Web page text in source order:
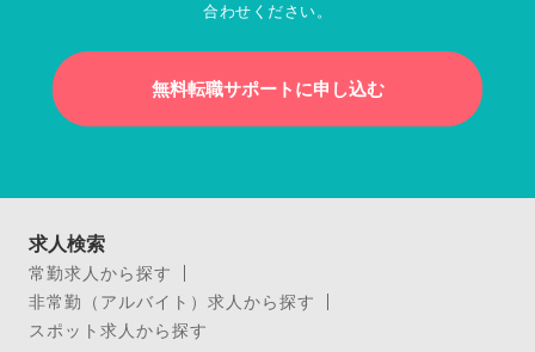
合わせください。
無料転職サポートに申し込む
求人検索
常勤求人から探す
非常勤（アルバイト）求人から探す
スポット求人から探す